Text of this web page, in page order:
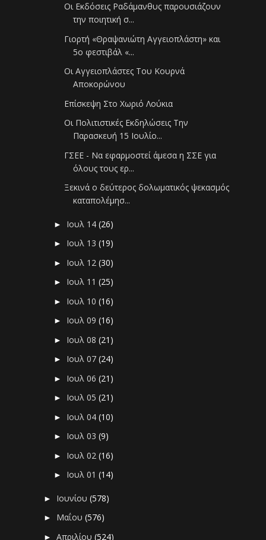
Οι Εκδόσεις Ραδάμανθυς παρουσιάζουν
την ποιητική σ...
Γιορτή «Θραψανιώτη Αγγειοπλάστη» και
5ο φεστιβάλ «...
Οι Αγγειοπλάστες Του Κουρνά
Αποκορώνου
Επίσκεψη Στο Χωριό Λούκια
Οι Πολιτιστικές Εκδηλώσεις Την
Παρασκευή 15 Ιουλίο...
ΓΣΕΕ - Να εφαρμοστεί άμεσα η ΣΣΕ για
όλους τους ερ...
Ξεκινά ο δεύτερος δολωματικός ψεκασμός
καταπολέμησ...
► Ιουλ 14(26)
► Ιουλ 13(19)
► Ιουλ 12(30)
► Ιουλ 11(25)
► Ιουλ 10(16)
► Ιουλ 09(16)
► Ιουλ 08(21)
► Ιουλ 07(24)
► Ιουλ 06(21)
► Ιουλ 05(21)
► Ιουλ 04(10)
► Ιουλ 03(9)
► Ιουλ 02(16)
► Ιουλ 01(14)
► Ιουνίου(578)
► Μαΐου(576)
►Απριλίου(524)